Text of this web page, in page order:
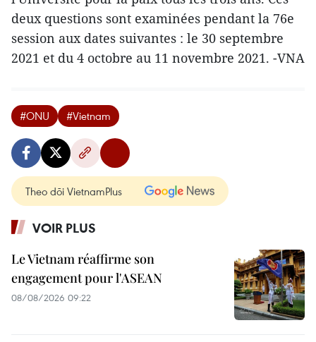
deux questions sont examinées pendant la 76e
session aux dates suivantes : le 30 septembre
2021 et du 4 octobre au 11 novembre 2021. -VNA
#ONU #Vietnam
Theo dõi VietnamPlus
VOIR PLUS
Le Vietnam réaffirme son
engagement pour l'ASEAN
08/08/2026 09:22